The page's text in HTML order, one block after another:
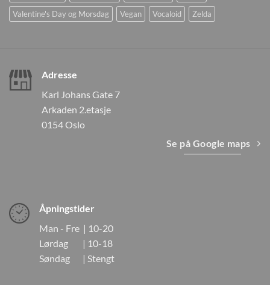
Valentine's Day og Morsdag
Vegan Vocaloid Zelda
Adresse
Karl Johans Gate 7
Arkaden 2.etasje
0154 Oslo
Se på Google maps
Åpningstider
Man - Fre | 10-20
Lørdag | 10-18
Søndag | Stengt